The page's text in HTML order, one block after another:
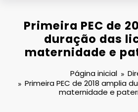
Primeira PEC de
duração das
maternidade e
Página inicial
Primeira PEC de 2018 amplia
maternidade e